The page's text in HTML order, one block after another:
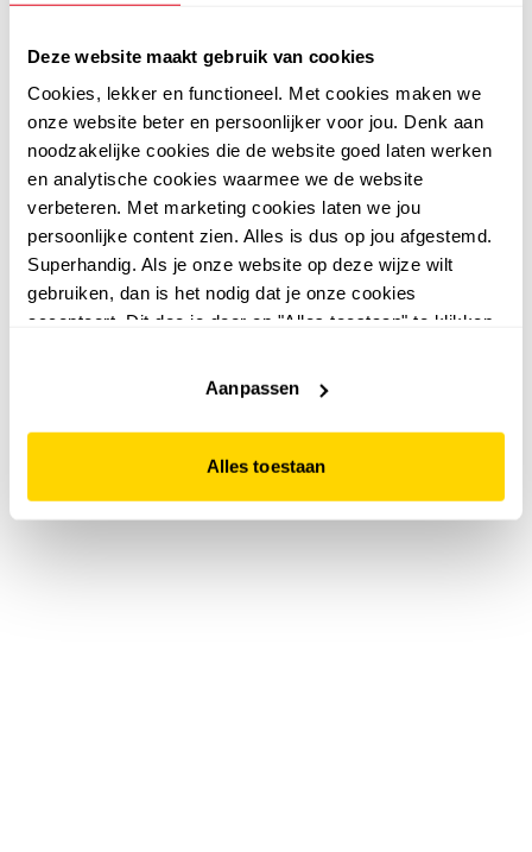
Deze website maakt gebruik van cookies
Cookies, lekker en functioneel. Met cookies maken we
onze website beter en persoonlijker voor jou. Denk aan
noodzakelijke cookies die de website goed laten werken
en analytische cookies waarmee we de website
verbeteren. Met marketing cookies laten we jou
persoonlijke content zien. Alles is dus op jou afgestemd.
Superhandig. Als je onze website op deze wijze wilt
gebruiken, dan is het nodig dat je onze cookies
accepteert. Dit doe je door op "Alles toestaan" te klikken.
website niet optimaal functioneert.
Aanpassen
Alles toestaan